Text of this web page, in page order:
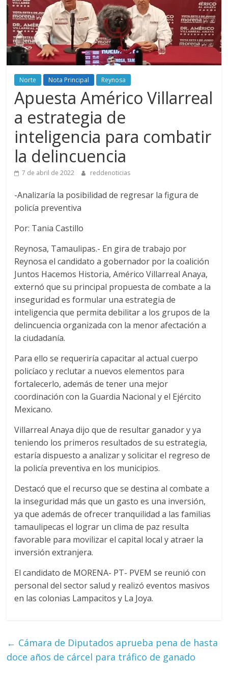
Norte Nota Principal Reynosa
Apuesta Américo Villarreal
a estrategia de
inteligencia para combatir
la delincuencia
7 de abril de 2022 reddenoticias
-Analizaría la posibilidad de regresar la figura de
policía preventiva
Por: Tania Castillo
Reynosa, Tamaulipas.- En gira de trabajo por
Reynosa el candidato a gobernador por la coalición
Juntos Hacemos Historia, Américo Villarreal Anaya,
externó que su principal propuesta de combate a la
inseguridad es formular una estrategia de
inteligencia que permita debilitar a los grupos de la
delincuencia organizada con la menor afectación a
la ciudadanía.
Para ello se requeriría capacitar al actual cuerpo
policíaco y reclutar a nuevos elementos para
fortalecerlo, además de tener una mejor
coordinación con la Guardia Nacional y el Ejército
Mexicano.
Villarreal Anaya dijo que de resultar ganador y ya
teniendo los primeros resultados de su estrategia,
estaría dispuesto a analizar y solicitar el regreso de
la policía preventiva en los municipios.
Destacó que el recurso que se destina al combate a
la inseguridad más que un gasto es una inversión,
ya que además de ofrecer tranquilidad a las familias
tamaulipecas el lograr un clima de paz resulta
favorable para movilizar el capital local y atraer la
inversión extranjera.
El candidato de MORENA- PT- PVEM se reunió con
personal del sector salud y realizó eventos masivos
en las colonias Lampacitos y La Joya.
← Cámara de Diputados aprueba pena de hasta
doce años de cárcel para tráfico de ganado